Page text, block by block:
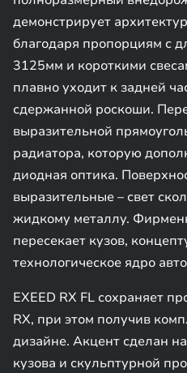
демонстрирует
благодаря пропорциям с
3125мм и короткими
плавно уходит к задней
сдержанной роскоши.
выразительной
радиатора, которую
диодная оптика.
выразительные – свет
жидкому металлу.
пересекает кузов,
технологическое ядро
EXEED RX FL сохраняет
RX, при этом получив
дизайне. Акцент сделан
кузова и скульптурной